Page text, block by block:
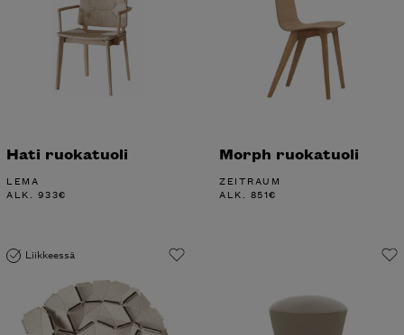
Hati ruokatuoli
LEMA
ALK. 933€
Morph ruokatuoli
ZEITRAUM
ALK. 851€
Liikkeessä